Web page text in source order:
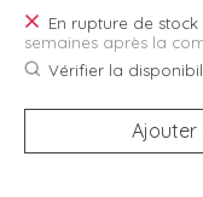
En rupture de stock
semaines après la
Vérifier la
Ajouter